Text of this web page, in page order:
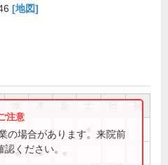
[地図]
祝
● ●
の場合があります。来院前
ください。